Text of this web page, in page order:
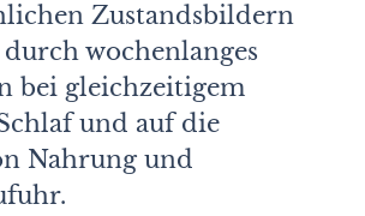
Zustandsbildern
wochenlanges
bei gleichzeitigem
und auf die
Nahrung und